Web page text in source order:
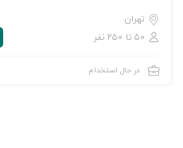
تهران
۵۰ تا ۲۵۰ نفر
در حال استخدام